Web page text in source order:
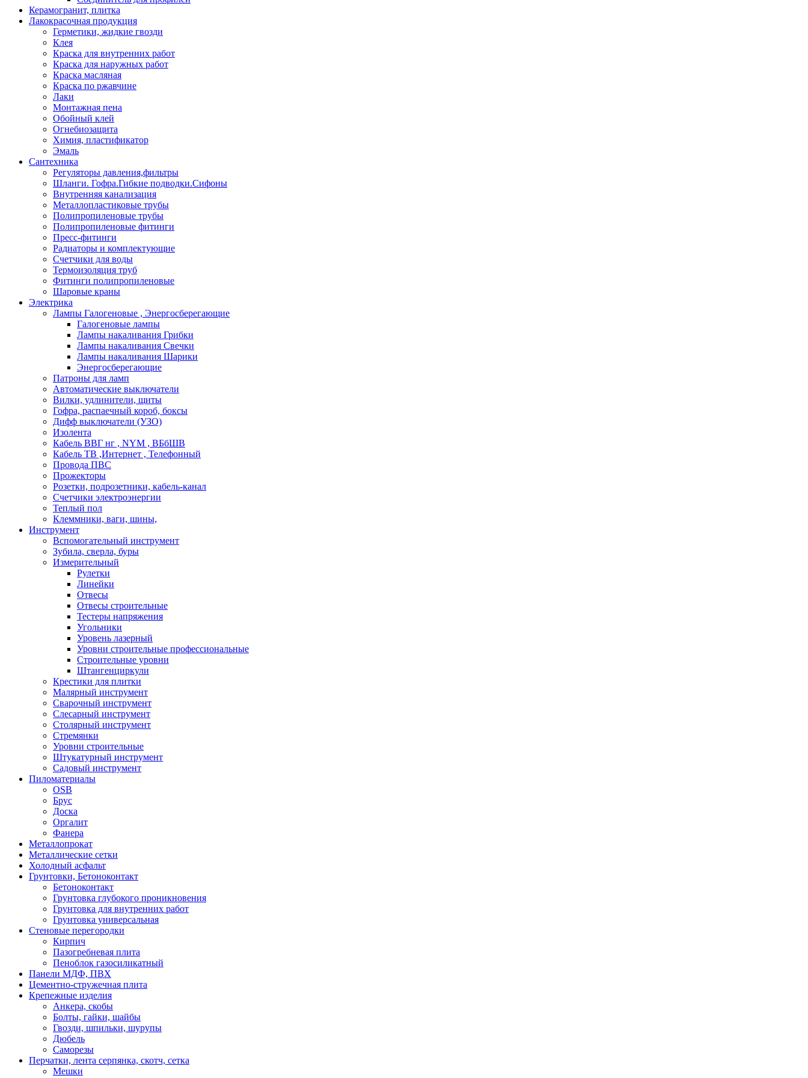
Керамогранит, плитка
Лакокрасочная продукция
Герметики, жидкие гвозди
Клея
Краска для внутренних работ
Краска для наружных работ
Краска масляная
Краска по ржавчине
Лаки
Монтажная пена
Обойный клей
Огнебиозащита
Химия, пластификатор
Эмаль
Сантехника
Регуляторы давления,фильтры
Шланги. Гофра.Гибкие подводки.Сифоны
Внутренняя канализация
Металлопластиковые трубы
Полипропиленовые трубы
Полипропиленовые фитинги
Пресс-фитинги
Радиаторы и комплектующие
Счетчики для воды
Термоизоляция труб
Фитинги полипропиленовые
Шаровые краны
Электрика
Лампы Галогеновые , Энергосберегающие
Галогеновые лампы
Лампы накаливания Грибки
Лампы накаливания Свечки
Лампы накаливания Шарики
Энергосберегающие
Патроны для ламп
Автоматические выключатели
Вилки, удлинители, щиты
Гофра, распаечный короб, боксы
Дифф выключатели (УЗО)
Изолента
Кабель ВВГ нг , NYM , ВБбШВ
Кабель ТВ ,Интернет , Телефонный
Провода ПВС
Прожекторы
Розетки, подрозетники, кабель-канал
Счетчики электроэнергии
Теплый пол
Клеммники, ваги, шины,
Инструмент
Вспомогательный инструмент
Зубила, сверла, буры
Измерительный
Рулетки
Линейки
Отвесы
Отвесы строительные
Тестеры напряжения
Угольники
Уровень лазерный
Уровни строительные профессиональные
Строительные уровни
Штангенциркули
Крестики для плитки
Малярный инструмент
Сварочный инструмент
Слесарный инструмент
Столярный инструмент
Стремянки
Уровни строительные
Штукатурный инструмент
Садовый инструмент
Пиломатериалы
OSB
Брус
Доска
Оргалит
Фанера
Металлопрокат
Металлические сетки
Холодный асфальт
Грунтовки, Бетоноконтакт
Бетоноконтакт
Грунтовка глубокого проникновения
Грунтовка для внутренних работ
Грунтовка универсальная
Стеновые перегородки
Кирпич
Пазогребневая плита
Пеноблок газосиликатный
Панели МДФ, ПВХ
Цементно-стружечная плита
Крепежные изделия
Анкера, скобы
Болты, гайки, шайбы
Гвозди, шпильки, шурупы
Дюбель
Саморезы
Перчатки, лента серпянка, скотч, сетка
Мешки